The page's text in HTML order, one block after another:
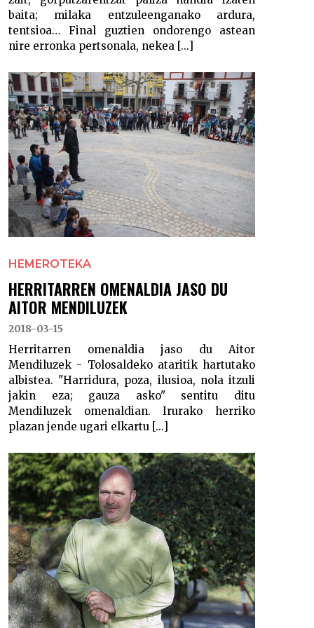
baita; milaka entzuleenganako ardura,
tentsioa… Final guztien ondorengo astean
nire erronka pertsonala, nekea [...]
HEMEROTEKA
HERRITARREN OMENALDIA JASO DU
AITOR MENDILUZEK
2018-03-15
Herritarren omenaldia jaso du Aitor
Mendiluzek - Tolosaldeko ataritik hartutako
albistea. "Harridura, poza, ilusioa, nola itzuli
jakin eza; gauza asko" sentitu ditu
Mendiluzek omenaldian. Irurako herriko
plazan jende ugari elkartu [...]